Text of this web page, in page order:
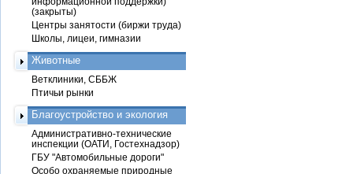
(закрыты)
Центры занятости (биржи труда)
Школы, лицеи, гимназии
Животные
Ветклиники, СББЖ
Птичьи рынки
Благоустройство и экология
Административно-технические
инспекции (ОАТИ, Гостехнадзор)
ГБУ "Автомобильные дороги"
Особо охраняемые природные